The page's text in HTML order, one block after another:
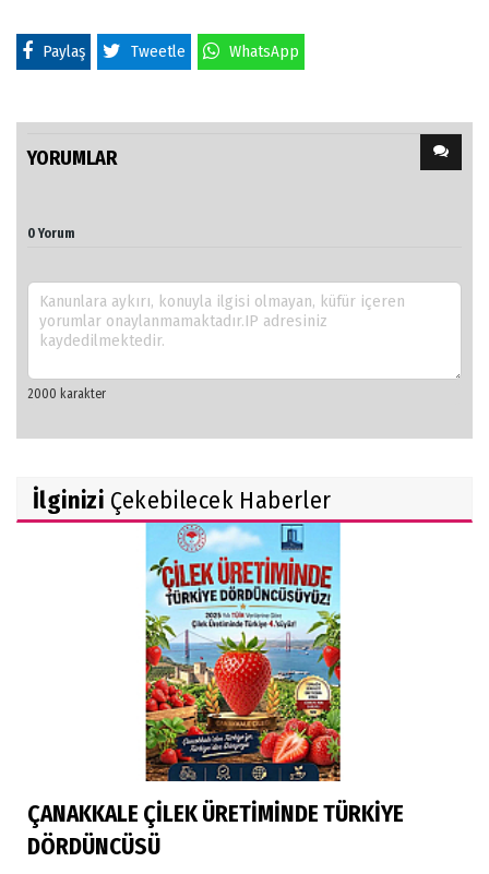
Paylaş Tweetle WhatsApp
YORUMLAR
0 Yorum
İlginizi Çekebilecek Haberler
ÇANAKKALE ÇİLEK ÜRETİMİNDE TÜRKİYE
DÖRDÜNCÜSÜ